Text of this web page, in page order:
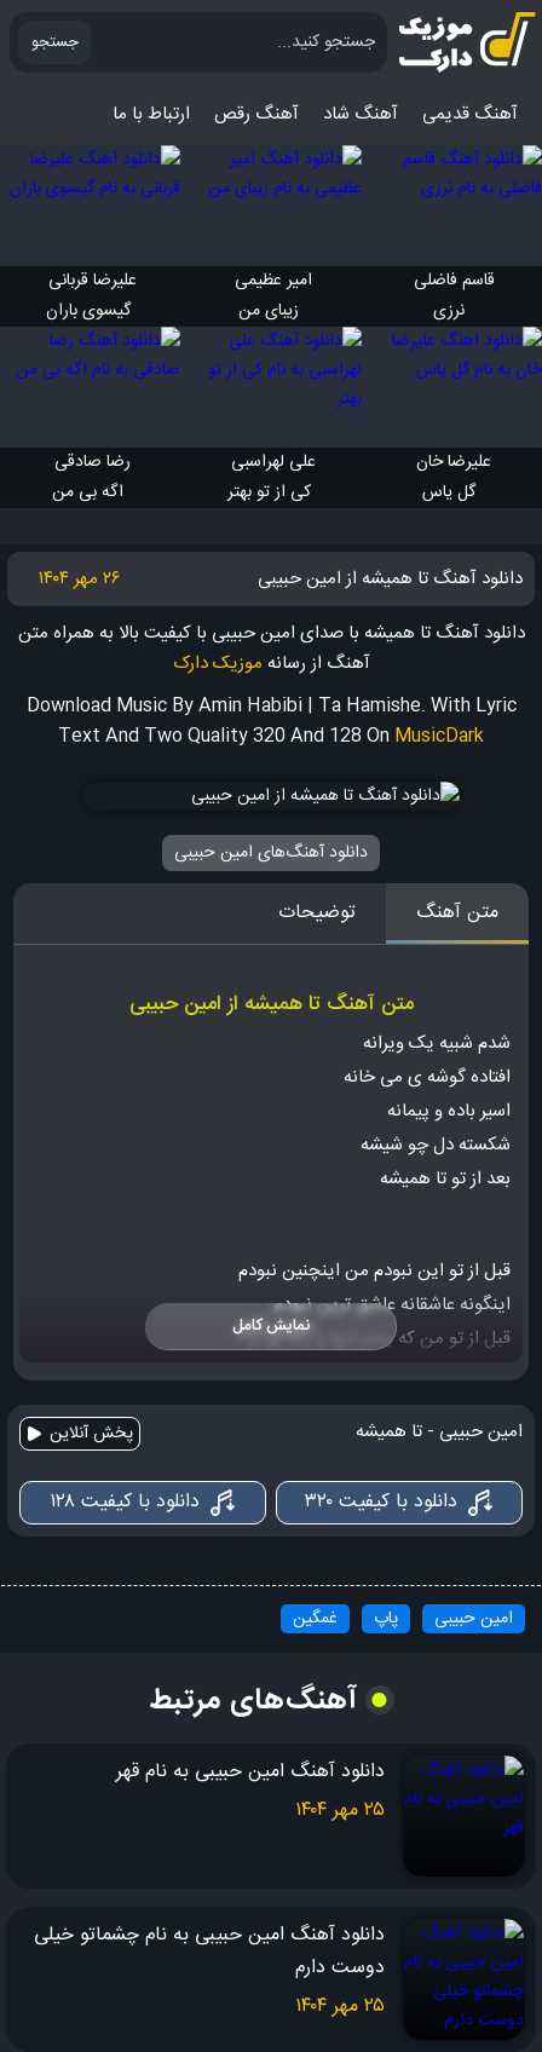
جستجو
آهنگ قدیمی آهنگ‌ شاد آهنگ رقص ارتباط با ما
قاسم فاضلی
نرزی
امیر عظیمی
زیبای من
علیرضا قربانی
گیسوی باران
علیرضا خان
گل یاس
علی لهراسبی
کی از تو بهتر
رضا صادقی
اگه بی من
دانلود آهنگ تا همیشه از امین حبیبی
۲۶ مهر ۱۴۰۴
دانلود آهنگ تا همیشه با صدای امین حبیبی با کیفیت بالا به همراه متن
آهنگ از رسانه موزیک دارک
Download Music By Amin Habibi | Ta Hamishe. With Lyric
Text And Two Quality 320 And 128 On MusicDark
دانلود آهنگ‌های امین حبیبی
متن آهنگ توضیحات
متن آهنگ تا همیشه از امین حبیبی
شدم شبیه یک ویرانه
افتاده گوشه ی می خانه
اسیر باده و پیمانه
شکسته دل چو شیشه
بعد از تو تا همیشه
قبل از تو این نبودم من اینچنین نبودم
اینگونه عاشقانه عاشق ترین نبودم
قبل از تو من که بودم تنها و یکه بودم
دیدم تو را شدم دیوانه
آواره ای شدم بی خانه
بعد از تو تا همیشه
شدم شبیه یک ویرانه
شکسته دل چو شیشه
بعد از تو تا همیشه
با من چه کرده ای تو چه کرده ای که بی تو
عمرم گذشت و اما هنوزم با منی تو
عشقت تو این دلم را به خاک و خون کشیده
دیدم تو را شدم دیوانه
شدم چو شمع و تو پروانه
نمایش کامل
امین حبیبی - تا همیشه پخش آنلاین
دانلود با کیفیت ۳۲۰ دانلود با کیفیت ۱۲۸
امین حبیبی پاپ غمگین
آهنگ‌های مرتبط
دانلود آهنگ امین حبیبی به نام قهر
۲۵ مهر ۱۴۰۴
دانلود آهنگ امین حبیبی به نام چشماتو خیلی
دوست دارم
۲۵ مهر ۱۴۰۴